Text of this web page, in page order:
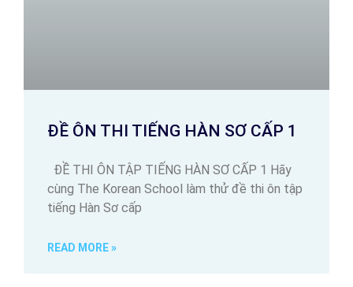
ĐỀ ÔN THI TIẾNG HÀN SƠ CẤP 1
ĐỀ THI ÔN TẬP TIẾNG HÀN SƠ CẤP 1 Hãy
cùng The Korean School làm thử đề thi ôn tập
tiếng Hàn Sơ cấp
READ MORE »